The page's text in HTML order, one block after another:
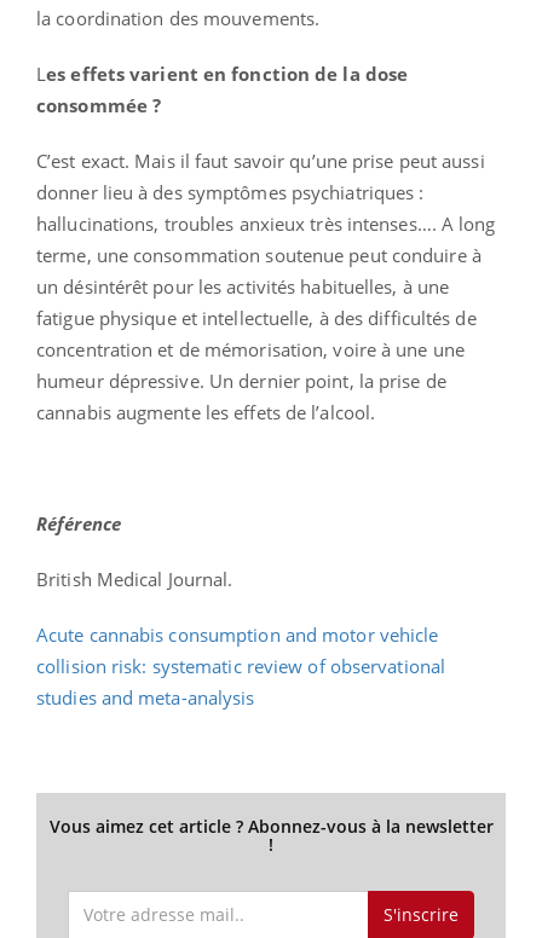
la coordination des mouvements.
Les effets varient en fonction de la dose
consommée ?
C’est exact. Mais il faut savoir qu’une prise peut aussi
donner lieu à des symptômes psychiatriques :
hallucinations, troubles anxieux très intenses…. A long
terme, une consommation soutenue peut conduire à
un désintérêt pour les activités habituelles, à une
fatigue physique et intellectuelle, à des difficultés de
concentration et de mémorisation, voire à une une
humeur dépressive. Un dernier point, la prise de
cannabis augmente les effets de l’alcool.
Référence
British Medical Journal.
Acute cannabis consumption and motor vehicle
collision risk: systematic review of observational
studies and meta-analysis
Vous aimez cet article ? Abonnez-vous à la newsletter
!
S'inscrire